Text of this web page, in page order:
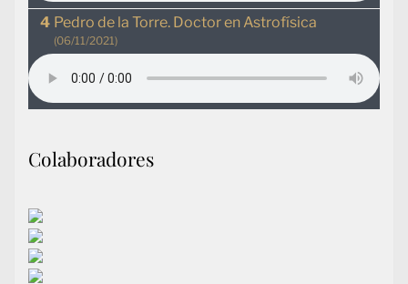
Pedro de la Torre. Doctor en Astrofísica
(06/11/2021)
Colaboradores